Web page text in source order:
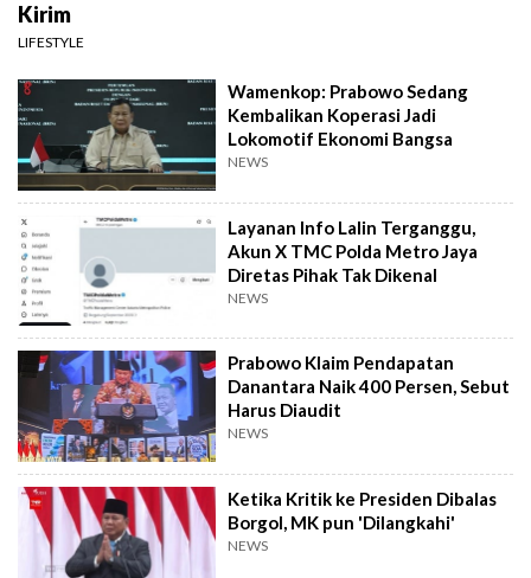
Kirim
LIFESTYLE
Wamenkop: Prabowo Sedang
Kembalikan Koperasi Jadi
Lokomotif Ekonomi Bangsa
NEWS
Layanan Info Lalin Terganggu,
Akun X TMC Polda Metro Jaya
Diretas Pihak Tak Dikenal
NEWS
Prabowo Klaim Pendapatan
Danantara Naik 400 Persen, Sebut
Harus Diaudit
NEWS
Ketika Kritik ke Presiden Dibalas
Borgol, MK pun 'Dilangkahi'
NEWS